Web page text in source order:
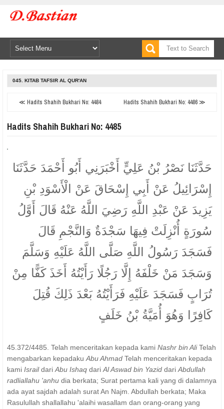
045. KITAB TAFSIR AL QUR'AN
≪ Hadits Shahih Bukhari No: 4484 Hadits Shahih Bukhari No: 4486 ≫
Hadits Shahih Bukhari No: 4485
حَدَّثَنَا نَصْرُ بْنُ عَلِيٍّ أَخْبَرَنِي أَبُو أَحْمَدَ حَدَّثَنَا
إِسْرَائِيلُ عَنْ أَبِي إِسْحَاقَ عَنْ الْأَسْوَدِ بْنِ
يَزِيدَ عَنْ عَبْدِ اللَّهِ رَضِيَ اللَّهُ عَنْهُ قَالَ أَوَّلُ
سُورَةٍ أُنْزِلَتْ فِيهَا سَجْدَةٌ وَالنَّجْمِ قَالَ
فَسَجَدَ رَسُولُ اللَّهِ صَلَّى اللَّهُ عَلَيْهِ وَسَلَّمَ
وَسَجَدَ مَنْ خَلْفَهُ إِلَّا رَجُلًا رَأَيْتُهُ أَخَذَ كَفًّا مِنْ
تُرَابٍ فَسَجَدَ عَلَيْهِ فَرَأَيْتُهُ بَعْدَ ذَلِكَ قُتِلَ
كَافِرًا وَهُوَ أُمَيَّةُ بْنُ خَلَفٍ
45.372/4485. Telah menceritakan kepada kami Nashr bin AliTelah
mengabarkan kepadaku Abu Ahmad Telah menceritakan kepada
kami Israildari Abu Ishaq dari Al Aswad bin Yazid dari Abdullah
radliallahu 'anhu dia berkata; Surat pertama kali yang di dalamnya
ada ayat sajdah adalah surat An Najm. Abdullah berkata; Maka
Rasulullah shallallahu 'alaihi wasallam dan orang-orang yang